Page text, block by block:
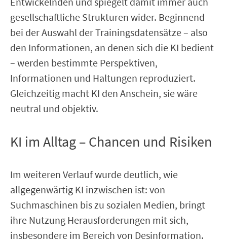
gesellschaftliche Strukturen wider. Beginnend
bei der Auswahl der Trainingsdatensätze – also
den Informationen, an denen sich die KI bedient
– werden bestimmte Perspektiven,
Informationen und Haltungen reproduziert.
Gleichzeitig macht KI den Anschein, sie wäre
neutral und objektiv.
KI im Alltag – Chancen und Risiken
Im weiteren Verlauf wurde deutlich, wie
allgegenwärtig KI inzwischen ist: von
Suchmaschinen bis zu sozialen Medien, bringt
ihre Nutzung Herausforderungen mit sich,
insbesondere im Bereich von Desinformation.